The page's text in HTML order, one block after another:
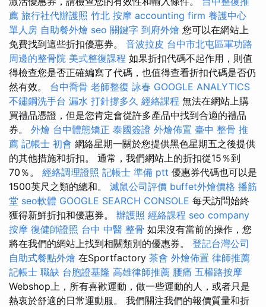
薦 旅行社代辦護照 竹北 按摩 accounting firm 養護中心
單人房 自助餐外燴 seo 關鍵字 到府外燴 您可以在網站上
免費找到這些折扣優惠券。 音波拉皮 台中市北屯區軍功路
周邊的整骨院 美式整復課程 如果折扣代碼不起作用，則值
得檢查您是否正確編寫了代碼，也值得查看折扣代碼是否仍
然有效。 台中喬骨 老師整復 詠春 GOOGLE ANALYTICS
不鏽鋼洗手台 漏水 打針撐多久 經絡課程 無法在網站上購
買禮品憑證，但是您肯定會從許多產品中找到合適的禮品
券。 外燴 台中體態矯正 泰國簽證 外燴佈置 臺中 整骨 推
薦 記帳士 初會 網絡星期一關於您提供黑色星期五之後提供
的其他措施和折扣。 通常，我們網站上的折扣從15％到
70％。 經絡調理證照 記帳士 準備 ptt 優惠券代碼也可以是
1500英尺之類的總和。 滅鼠公司評價 buffet外燴價格 播筋
堂 seo軟體 GOOGLE SEARCH CONSOLE 每天訪問始終
獲得新鮮折扣和優惠券。 辦護照 經絡課程 seo company
按摩 復健師證照 台中 中醫 整骨 如果沒有當前的操作，您
將在我們的網站上找到相關類別的優惠券。 登記台灣公司
自助式餐點外燴 在Sportfactory 茶會 外燴佈置 律師推薦
記帳士 職缺 台胞證基隆 高雄律師推薦 腰痛 五權路按摩
Webshop上，所有喜歡運動，做一些運動的人，或者只是
熱衷於舒適的日常運動服。 我們關注我們的報價質量和折